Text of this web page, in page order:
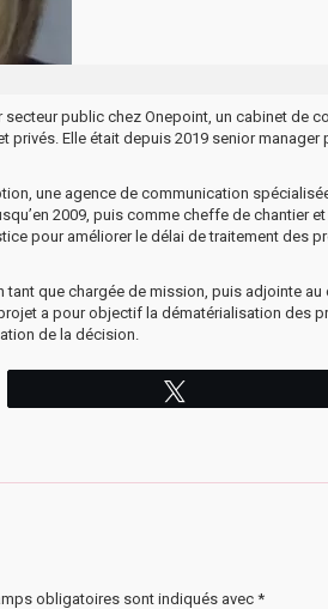
public chez Onepoint, un cabinet de
Elle était depuis 2019 senior manager
une agence de communication
2009, puis comme cheffe de chantier
pour améliorer le délai de traitement des
tant que chargée de mission, puis adjointe
a pour objectif la dématérialisation des
de la décision.
obligatoires sont indiqués avec *